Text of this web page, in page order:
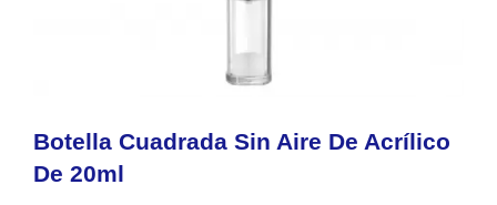
Botella Cuadrada Sin Aire De Acrílico
De 20ml